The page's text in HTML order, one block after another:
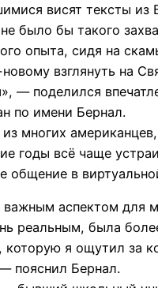
висят тексты из
было бы такого
опыта, сидя на
взглянуть на
— поделился
по имени Бернал.
многих
годы всё чаще
общение в
аспектом для
реальным, была
которую я ощутил за
пояснил Бернал.